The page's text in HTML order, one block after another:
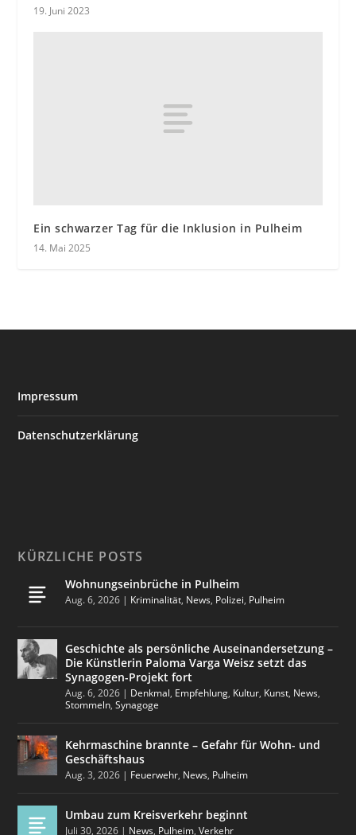
19. Juni 2023
Ein schwarzer Tag für die Inklusion in Pulheim
14. Mai 2025
Impressum
Datenschutzerklärung
KÜRZLICHE POSTS
Wohnungseinbrüche in Pulheim
Aug. 6, 2026 | Kriminalität, News, Polizei, Pulheim
Geschichte als persönliche Auseinandersetzung –
Die Künstlerin Paloma Varga Weisz setzt das
Synagogen-Projekt fort
Aug. 6, 2026 | Denkmal, Empfehlung, Kultur, Kunst, News,
Stommeln,Synagoge
Kehrmaschine brannte – Gefahr für Wohn- und
Geschäftshaus
Aug. 3, 2026 | Feuerwehr, News, Pulheim
Umbau zum Kreisverkehr beginnt
Juli 30, 2026 | News, Pulheim,Verkehr